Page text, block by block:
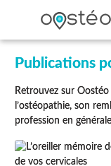
Publications
Retrouvez sur
l’ostéopathie, son
profession en